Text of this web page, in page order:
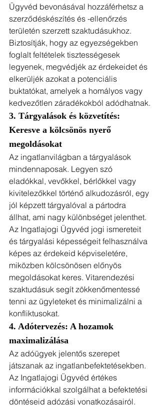
Ügyvéd bevonásával hozzáférhetsz a
szerződéskészítés és -ellenőrzés
területén szerzett szaktudásukhoz.
Biztosítják, hogy az egyezségekben
foglalt feltételek tisztességesek
legyenek, megvédjék az érdekeidet és
elkerüljék azokat a potenciális
buktatókat, amelyek a homályos vagy
kedvezőtlen záradékokból adódhatnak.
3. Tárgyalások és közvetítés:
Keresve a kölcsönös nyerő
megoldásokat
Az ingatlanvilágban a tárgyalások
mindennaposak. Legyen szó
eladókkal, vevőkkel, bérlőkkel vagy
kivitelezőkkel történő alkudozásról, egy
jól képzett tárgyalóval a pártodra
állhat, ami nagy különbséget jelenthet.
Az Ingatlajogi Ügyvéd jogi ismereteit
és tárgyalási képességeit felhasználva
képes az érdekeid képviseletére,
miközben kölcsönösen előnyös
megoldásokat keres. Vitarendezési
szaktudásuk segít zökkenőmentessé
tenni az ügyleteket és minimalizálni a
konfliktusokat.
4. Adótervezés: A hozamok
maximalizálása
Az adóügyek jelentős szerepet
játszanak az ingatlanbefektetésekben.
Az Ingatlajogi Ügyvéd értékes
információkkal szolgálhat a befektetési
döntéseid adózási vonatkozásairól.